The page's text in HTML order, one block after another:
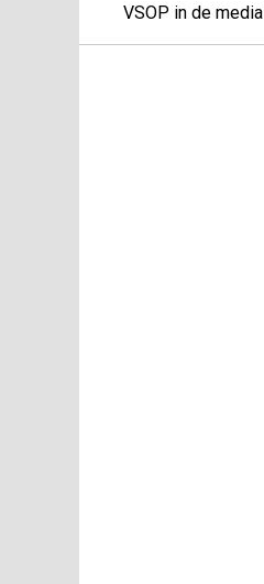
VSOP in de media